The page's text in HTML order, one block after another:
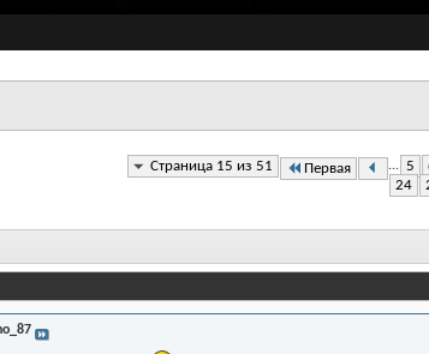
Страница 15 из 51 Первая ... 5
24